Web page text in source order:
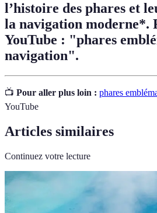
l’histoire des phares et
la navigation moderne*.
YouTube : "phares
navigation".
📺 Pour aller plus loin : phares
YouTube
Articles similaires
Continuez votre lecture